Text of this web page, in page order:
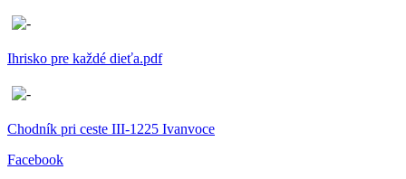
Ihrisko pre každé dieťa.pdf
Chodník pri ceste III-1225 Ivanvoce
Facebook